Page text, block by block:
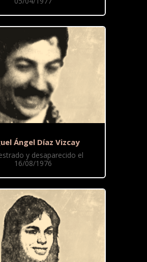
Ángel Díaz Vizcay
y desaparecido el
16/08/1976